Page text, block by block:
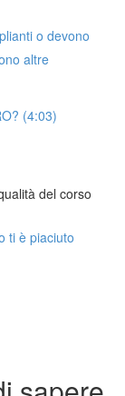
o devono
altre
(4:03)
del corso
ti è piaciuto